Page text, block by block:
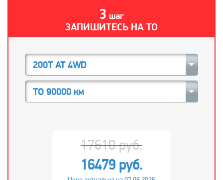
3 шаг
ЗАПИШИТЕСЬ НА ТО
200T AT 4WD
ТО 90000 км
17610 руб.
16479 руб.